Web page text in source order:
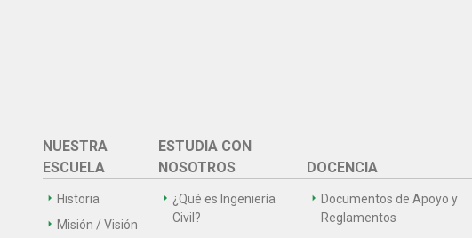
NUESTRA
ESCUELA
Historia
Misión / Visión
ESTUDIA CON
NOSOTROS
¿Qué es Ingeniería
Civil?
DOCENCIA
Documentos de Apoyo y
Reglamentos